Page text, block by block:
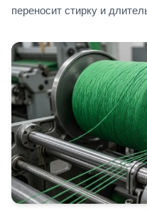
переносит стирку и